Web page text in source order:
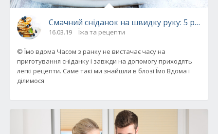
Смачний сніданок на швидку руку: 5
16.03.19 Їжа та рецепти
© Їмо вдома Часом з ранку не вистачає часу на
приготування сніданку і завжди на допомогу приходять
легкі рецепти. Саме такі ми знайшли в блозі Їмо Вдома і
ділимося